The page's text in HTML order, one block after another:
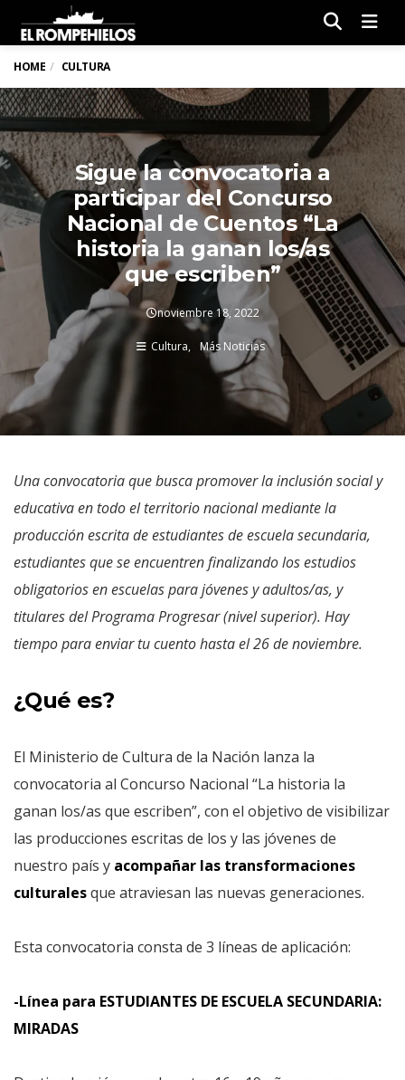
HOME CULTURA
Sigue la convocatoria a
participar del Concurso
Nacional de Cuentos “La
historia la ganan los/as
que escriben”
noviembre 18, 2022
Cultura Más Noticias
Una convocatoria que busca promover la inclusión social y
educativa en todo el territorio nacional mediante la
producción escrita de estudiantes de escuela secundaria,
estudiantes que se encuentren finalizando los estudios
obligatorios en escuelas para jóvenes y adultos/as, y
titulares del Programa Progresar (nivel superior). Hay
tiempo para enviar tu cuento hasta el 26 de noviembre.
¿Qué es?
El Ministerio de Cultura de la Nación lanza la
convocatoria al Concurso Nacional “La historia la
ganan los/as que escriben”, con el objetivo de visibilizar
las producciones escritas de los y las jóvenes de
nuestro país y acompañar las transformaciones
culturalesque atraviesan las nuevas generaciones.
Esta convocatoria consta de 3 líneas de aplicación:
-Línea para ESTUDIANTES DE ESCUELA SECUNDARIA:
MIRADAS